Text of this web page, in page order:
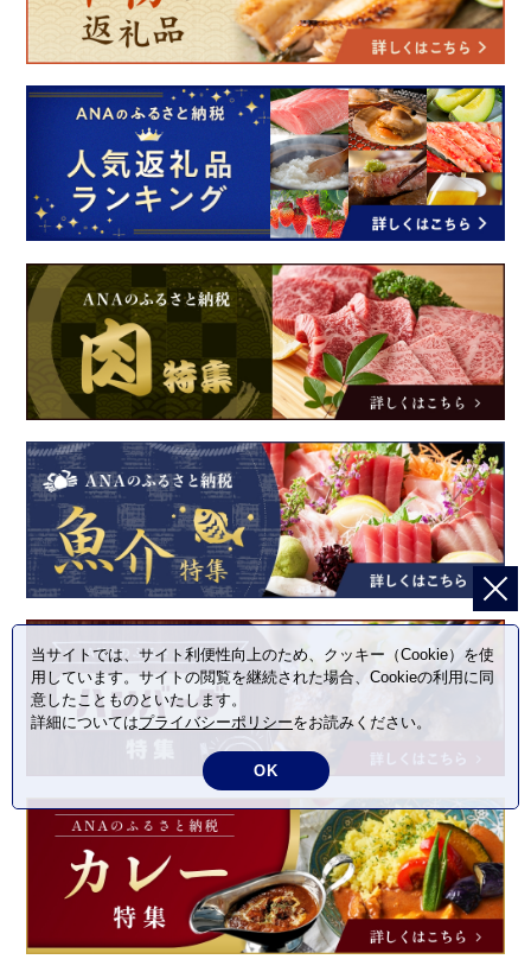
当サイトでは、サイト利便性向上のため、クッキー（Cookie）を使
用しています。サイトの閲覧を継続された場合、Cookieの利用に同
意したことものといたします。
詳細についてはプライバシーポリシーをお読みください。
OK